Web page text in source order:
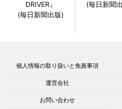
DRIVER』
(毎日新聞出版)
(毎日新聞
個人情報の取り扱いと免責事項
運営会社
お問い合わせ